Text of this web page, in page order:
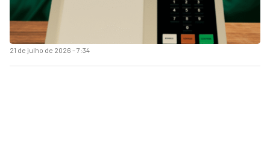
21 de julho de 2026 - 7:34